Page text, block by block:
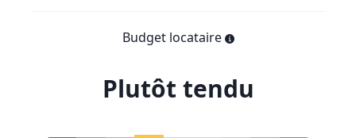
Budget locataire
Plutôt tendu